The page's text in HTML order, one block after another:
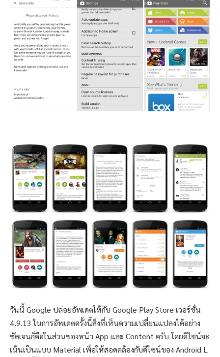
วันนี้ Google ปล่อยอัพเดตให้กับ Google Play Store เวอร์ชั่น
4.9.13 ในการอัพเดตครั้งนี้สิ่งที่เห็นความเปลี่ยนแปลงได้อย่าง
ชัดเจนก็คือในส่วนของหน้า App และ Content ครับ โดยดีไซน์จะ
เน้นเป็นแบบ Material เพื่อให้สอดคล้องกับดีไซน์ของ Android L